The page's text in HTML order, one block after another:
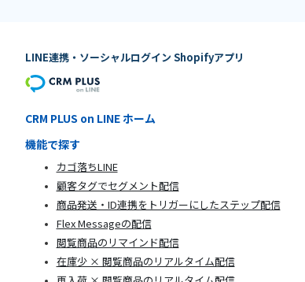
LINE連携・ソーシャルログイン Shopifyアプリ
CRM PLUS on LINE ホーム
機能で探す
カゴ落ちLINE
顧客タグでセグメント配信
商品発送・ID連携をトリガーにしたステップ配信
Flex Messageの配信
閲覧商品のリマインド配信
在庫少 × 閲覧商品のリアルタイム配信